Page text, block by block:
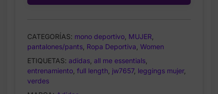
Length
JW7657
–
Leggings
Mujer
CATEGORÍAS: mono deportivo MUJER
pantalones/pants Ropa Deportiva Women
ETIQUETAS: adidas all me essentials
entrenamiento full length jw7657, leggings mujer,
verdes